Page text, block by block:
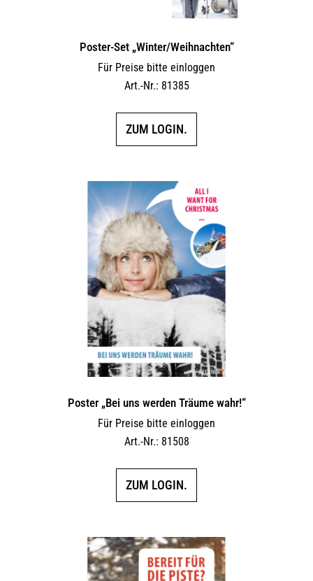
Poster-Set „Winter/Weihnachten“
Für Preise bitte einloggen
Art.-Nr.: 81385
ZUM LOGIN.
Poster „Bei uns werden Träume wahr!“
Für Preise bitte einloggen
Art.-Nr.: 81508
ZUM LOGIN.